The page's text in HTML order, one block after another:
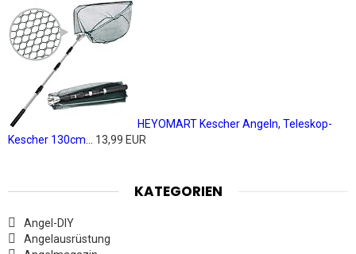
HEYOMART Kescher Angeln, Teleskop-
Kescher 130cm...
13,99 EUR
KATEGORIEN
Angel-DIY
Angelausrüstung